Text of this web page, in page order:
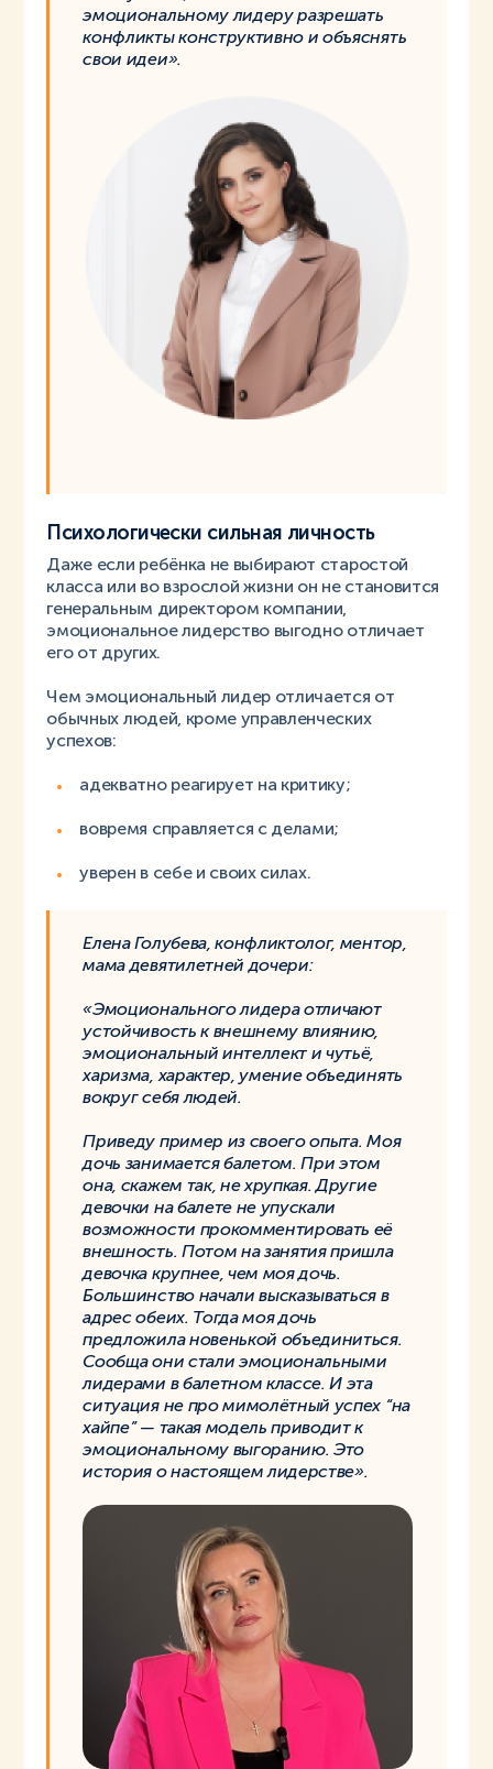
эмоциональному лидеру разрешать
конфликты конструктивно и объяснять
свои идеи».
Психологически сильная личность
Даже если ребёнка не выбирают старостой
класса или во взрослой жизни он не становится
генеральным директором компании,
эмоциональное лидерство выгодно отличает
его от других.
Чем эмоциональный лидер отличается от
обычных людей, кроме управленческих
успехов:
адекватно реагирует на критику;
вовремя справляется с делами;
уверен в себе и своих силах.
Елена Голубева, конфликтолог, ментор,
мама девятилетней дочери:
«Эмоционального лидера отличают
устойчивость к внешнему влиянию,
эмоциональный интеллект и чутьё,
харизма, характер, умение объединять
вокруг себя людей.
Приведу пример из своего опыта. Моя
дочь занимается балетом. При этом
она, скажем так, не хрупкая. Другие
девочки на балете не упускали
возможности прокомментировать её
внешность. Потом на занятия пришла
девочка крупнее, чем моя дочь.
Большинство начали высказываться в
адрес обеих. Тогда моя дочь
предложила новенькой объединиться.
Сообща они стали эмоциональными
лидерами в балетном классе. И эта
ситуация не про мимолётный успех “на
хайпе” — такая модель приводит к
эмоциональному выгоранию. Это
история о настоящем лидерстве».